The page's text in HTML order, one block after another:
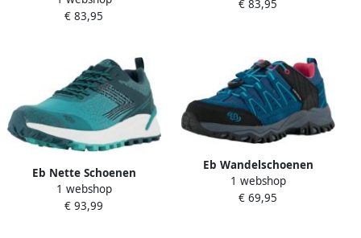
Outdoorschoen Mount
€ 83,95
€ 83,95
Eb Nette Schoenen
1 webshop
€ 93,99
Eb Wandelschoenen
1 webshop
€ 69,95